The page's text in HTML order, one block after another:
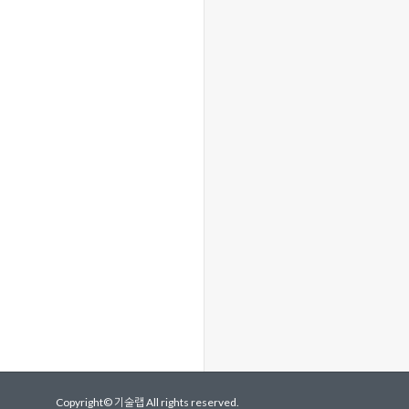
Copyright© 기술랩 All rights reserved.